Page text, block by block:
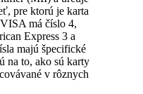
pre ktorú je karta
má číslo 4,
Express 3 a
majú špecifické
na to, ako sú karty
v rôznych